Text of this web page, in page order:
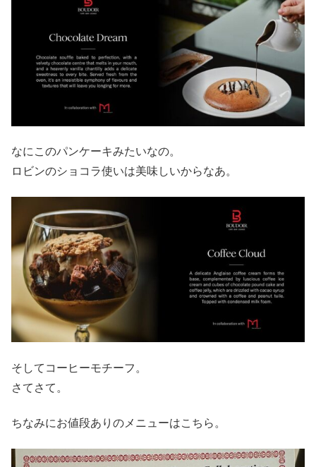
なにこのパンケーキみたいなの。
ロビンのショコラ使いは美味しいからなあ。
そしてコーヒーモチーフ。
さてさて。
ちなみにお値段ありのメニューはこちら。